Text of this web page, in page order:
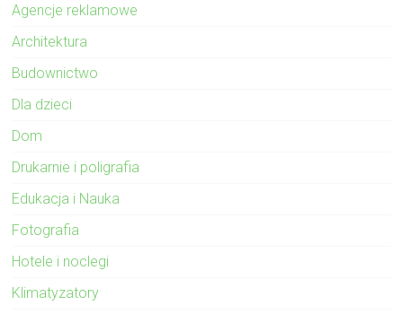
Agencje reklamowe
Architektura
Budownictwo
Dla dzieci
Dom
Drukarnie i poligrafia
Edukacja i Nauka
Fotografia
Hotele i noclegi
Klimatyzatory